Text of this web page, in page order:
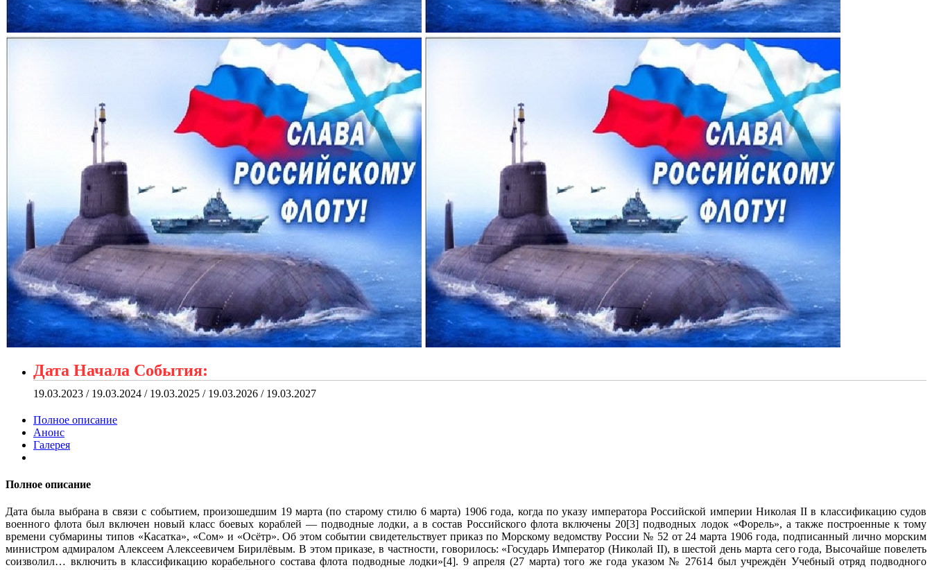
Дата Начала События:
19.03.2023 / 19.03.2024 / 19.03.2025 / 19.03.2026 / 19.03.2027
Полное описание
Анонс
Галерея
Полное описание
Дата была выбрана в связи с событием, произошедшим 19 марта (по старому стилю 6 марта) 1906 года, когда по указу императора Российской империи Николая II в классификацию судов
военного флота был включен новый класс боевых кораблей — подводные лодки, а в состав Российского флота включены 20[3] подводных лодок «Форель», а также построенные к тому
времени субмарины типов «Касатка», «Сом» и «Осётр». Об этом событии свидетельствует приказ по Морскому ведомству России № 52 от 24 марта 1906 года, подписанный лично морским
министром адмиралом Алексеем Алексеевичем Бирилёвым. В этом приказе, в частности, говорилось: «Государь Император (Николай II), в шестой день марта сего года, Высочайше повелеть
соизволил… включить в классификацию корабельного состава флота подводные лодки»[4]. 9 апреля (27 марта) того же года указом № 27614 был учреждён Учебный отряд подводного